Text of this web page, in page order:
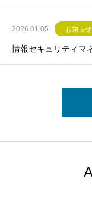
2026.01.05 お知らせ
情報セキュリティマ